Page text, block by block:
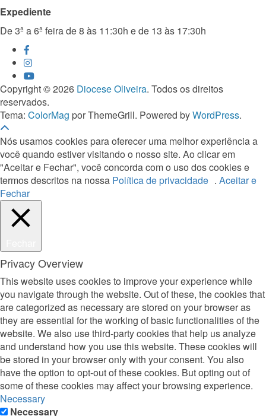
Expediente
De 3ª a 6ª feira de 8 às 11:30h e de 13 às 17:30h
Copyright © 2026 Diocese Oliveira. Todos os direitos
reservados.
Tema: ColorMag por ThemeGrill. Powered byWordPress.
Nós usamos cookies para oferecer uma melhor experiência a
você quando estiver visitando o nosso site. Ao clicar em
"Aceitar e Fechar", você concorda com o uso dos cookies e
termos descritos na nossa Política de privacidade . Aceitar e
Fechar
Privacy Overview
This website uses cookies to improve your experience while
you navigate through the website. Out of these, the cookies that
are categorized as necessary are stored on your browser as
they are essential for the working of basic functionalities of the
website. We also use third-party cookies that help us analyze
and understand how you use this website. These cookies will
be stored in your browser only with your consent. You also
have the option to opt-out of these cookies. But opting out of
some of these cookies may affect your browsing experience.
Necessary
Necessary